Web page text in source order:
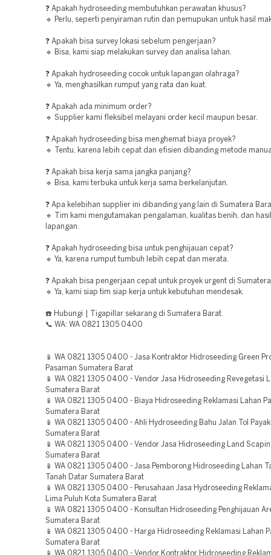
❓ Apakah hydroseeding membutuhkan perawatan khusus?
🔹 Perlu, seperti penyiraman rutin dan pemupukan untuk hasil
❓ Apakah bisa survey lokasi sebelum pengerjaan?
🔹 Bisa, kami siap melakukan survey dan analisa lahan.
❓ Apakah hydroseeding cocok untuk lapangan olahraga?
🔹 Ya, menghasilkan rumput yang rata dan kuat.
❓ Apakah ada minimum order?
🔹 Supplier kami fleksibel melayani order kecil maupun besar.
❓ Apakah hydroseeding bisa menghemat biaya proyek?
🔹 Tentu, karena lebih cepat dan efisien dibanding metode
❓ Apakah bisa kerja sama jangka panjang?
🔹 Bisa, kami terbuka untuk kerja sama berkelanjutan.
❓ Apa kelebihan supplier ini dibanding yang lain di Sumatera
🔹 Tim kami mengutamakan pengalaman, kualitas benih, dan
lapangan.
❓ Apakah hydroseeding bisa untuk penghijauan cepat?
🔹 Ya, karena rumput tumbuh lebih cepat dan merata.
❓ Apakah bisa pengerjaan cepat untuk proyek urgent di
🔹 Ya, kami siap tim siap kerja untuk kebutuhan mendesak.
☎️ Hubungi | Tigapillar sekarang di Sumatera Barat.
📞 WA: WA 0821 1305 0400
📱 WA 0821 1305 0400 - Jasa Kontraktor Hidroseeding Green
Pasaman Sumatera Barat
📱 WA 0821 1305 0400 - Vendor Jasa Hidroseeding Revegetasi
Sumatera Barat
📱 WA 0821 1305 0400 - Biaya Hidroseeding Reklamasi Lahan
Sumatera Barat
📱 WA 0821 1305 0400 - Ahli Hydroseeding Bahu Jalan Tol
Sumatera Barat
📱 WA 0821 1305 0400 - Vendor Jasa Hidroseeding Land
Sumatera Barat
📱 WA 0821 1305 0400 - Jasa Pemborong Hidroseeding Lahan
Tanah Datar Sumatera Barat
📱 WA 0821 1305 0400 - Perusahaan Jasa Hydroseeding
Lima Puluh Kota Sumatera Barat
📱 WA 0821 1305 0400 - Konsultan Hidroseeding Penghijauan
Sumatera Barat
📱 WA 0821 1305 0400 - Harga Hidroseeding Reklamasi Lahan
Sumatera Barat
📱 WA 0821 1305 0400 - Vendor Kontraktor Hidroseeding